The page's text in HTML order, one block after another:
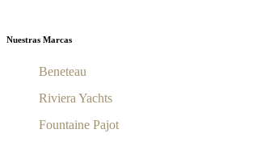
Nuestras Marcas
Beneteau
Riviera Yachts
Fountaine Pajot